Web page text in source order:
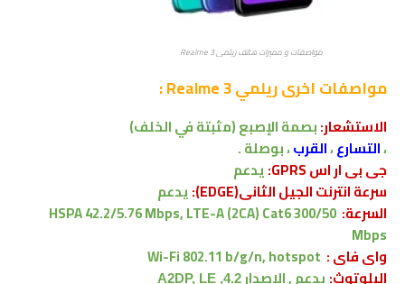
مواصفات و مميزات هاتف ريلمي Realme 3
مواصفات اخرىريلمي Realme 3 :
الاستشعار:بصمة الإصبع(مثبتة في الخلف)
،التسارع،القرب،بوصلة .
جى بى ار اس GPRS:
يدعم
سرعة انترنت الجيل الثانى(EDGE):
يدعم
السرعة: HSPA 42.2/5.76 Mbps, LTE-A (2CA) Cat6 300/50
Mbps
واى فاى : Wi-Fi 802.11 b/g/n, hotspot
البلوتوث:يدعم , الاصدار 4.2, A2DP, LE